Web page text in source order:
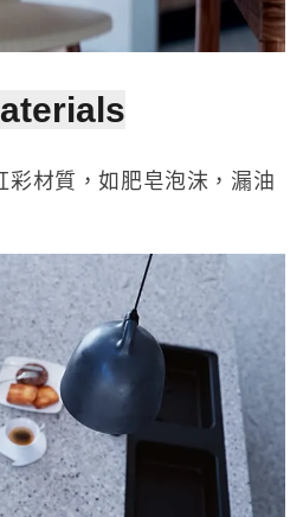
材質，如肥皂泡沫，漏油